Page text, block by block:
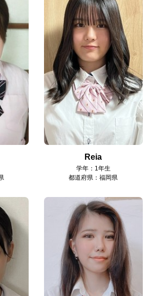
Reia
学年：1年生
都道府県：福岡県